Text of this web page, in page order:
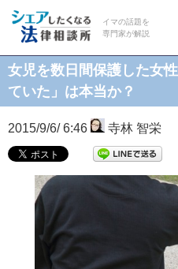
イマの話題を
専門家が解説
女児を数日間保護した女
ていた」は本当か？
2015/9/6/ 6:46 寺林 智栄